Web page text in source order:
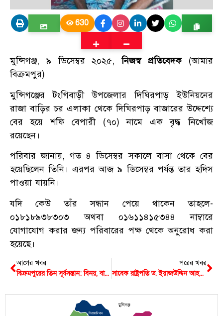
630
মুন্সিগঞ্জ, ৯ ডিসেম্বর ২০২৫,নিজস্ব প্রতিবেদক
(আমার
বিক্রমপুর)
মুন্সিগঞ্জের টংগিবাড়ী উপজেলার দিঘিরপাড় ইউনিয়নের
রাজা বাড়ির চর এলাকা থেকে দিঘিরপাড় বাজারের উদ্দেশ্যে
বের হয়ে শফি বেপারী (৭০) নামে এক বৃদ্ধ নিখোঁজ
রয়েছেন।
পরিবার জানায়, গত ৪ ডিসেম্বর সকালে বাসা থেকে বের
হয়েছিলেন তিনি। এরপর আজ ৯ ডিসেম্বর পর্যন্ত তার হদিস
পাওয়া যায়নি।
যদি কেউ তাঁর সন্ধান পেয়ে থাকেন তাহলে-
০১৮১৮৯৩৮৩০৩ অথবা ০১৬১১৪১৫৩৪৪ নাম্বারে
যোগাযোগ করার জন্য পরিবারের পক্ষ থেকে অনুরোধ করা
হয়েছে।
আগের খবর
বিক্রমপুরের তিন সূর্যসন্তান: বিনয়, বাদল ও দীনেশের বীরত্বগাথার দিন আজ
পরের খবর
সাবেক রাষ্ট্রপতি ড. ইয়াজউদ্দিন আহম্মেদের ১৩তম মৃত্যুবার্ষিকী আজ
সিরাজদিখান
মুন্সিগঞ্জ